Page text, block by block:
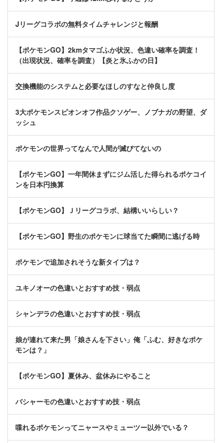
Jリーグコラボの無料タイムチャレンジと報酬
【ポケモンGO】2kmタマゴふか状況、色違い確率を調査！
（出現状況、確率を調査）【炎と氷ふかの日】
交換機能のシステムと必要なほしのすなと仲良し度
3大ポケモンスピオンオフ作品クソゲー、ノブナガの野望、ダ
ッシュ
ポケモンの世界ってなんで人間が滅びてないの
【ポケモンGO】一年間休まずにジム活した得られるポケコイ
ンを日本円換算
【ポケモンGO】Ｊリーグコラボ、結構いいらしい？
【ポケモンGO】野生のポケモンに球当てた瞬間に逃げる時
ポケモンで追加されそうな新タイプは？
ユキノオーの色違いとおすすめ技・弱点
シャンデラの色違いとおすすめ技・弱点
娘が連れて来た男「娘さんを下さい」俺「ふむ、好きなポケ
モンは？」
【ポケモンGO】夏休み、盆休みにやること
バシャーモの色違いとおすすめ技・弱点
喋れるポケモンってニャースやミューツー以外でいる？